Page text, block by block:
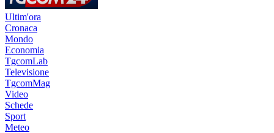
Ultim'ora
Cronaca
Mondo
Economia
TgcomLab
Televisione
TgcomMag
Video
Schede
Sport
Meteo